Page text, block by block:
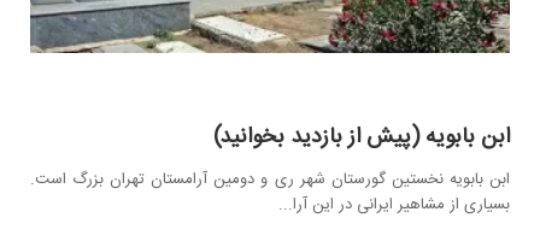
ابن بابویه (پیش از بازدید بخوانید)
ابن بابویه نخستین گورستان شهر ری و دومین آرامستان تهران بزرگ است.
بسیاری از مشاهیر ایرانی در این آرا...